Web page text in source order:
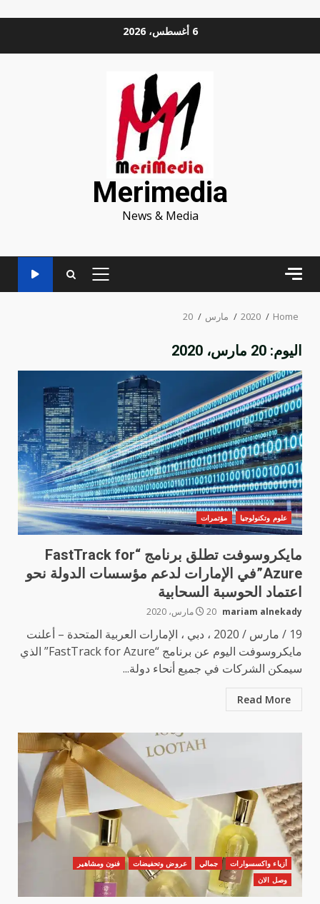
6 أغسطس، 2026
Merimedia
News & Media
PRIMARY
Home
2020 مارس 20
اليوم: 20 مارس، 2020
علوم وتكنولوجيا مؤتمرات
مايكروسوفت تطلق برنامج “FastTrack for
Azure”في الإمارات لدعم مؤسسات الدولة نحو
اعتماد الحوسبة السحابية
mariam alnekady 20 مارس، 2020
19 / مارس / 2020 ، دبي ، الإمارات العربية المتحدة – أعلنت
مايكروسوفت اليوم عن برنامج “FastTrack for Azure” الذي
سيمكن الشركات في جميع أنحاء دولة...
Read More
أزياء واكسسوارات جمالي عروض وتحفيضات
فنون ومشاهير
وصل الان